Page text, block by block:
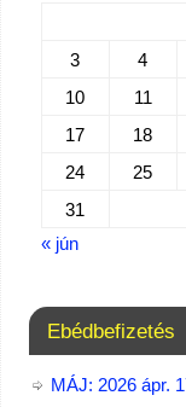
3
4
10
11
17
18
24
25
31
« jún
Ebédbefizetés
MÁJ: 2026 ápr.